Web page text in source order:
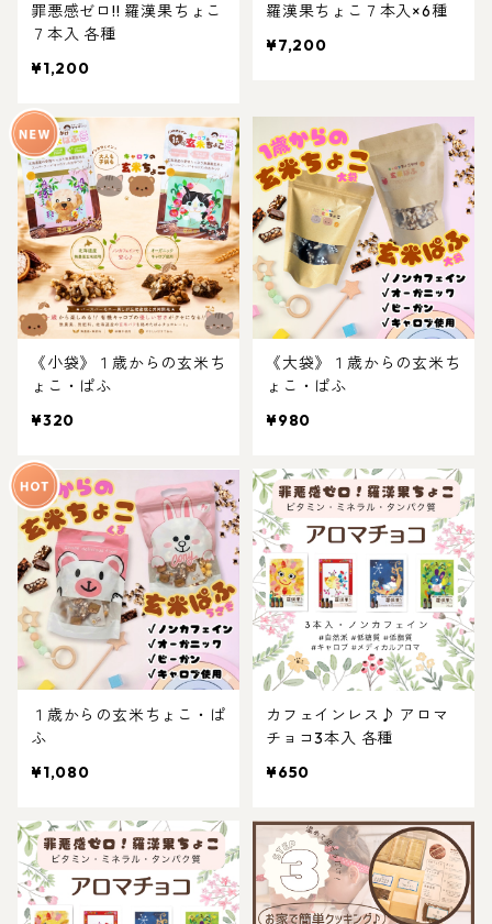
罪悪感ゼロ!! 羅漢果ちょこ
７本入 各種
¥1,200
羅漢果ちょこ７本入×6種
¥7,200
《小袋》１歳からの玄米ち
ょこ・ぱふ
¥320
《大袋》１歳からの玄米ち
ょこ・ぱふ
¥980
１歳からの玄米ちょこ・ぱ
ふ
¥1,080
カフェインレス♪ アロマ
チョコ3本入 各種
¥650